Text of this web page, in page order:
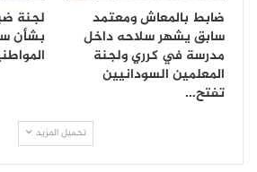
ضابط بالمعاش ومعتمد
سابق يشهر سلاحه داخل
مدرسة في كرري ولجنة
المعلمين السودانيين
تفتح…
لجنة
بشأن
تحميل المزيد